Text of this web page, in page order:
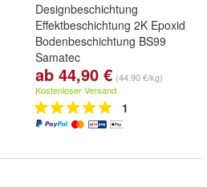
Designbeschichtung
Effektbeschichtung 2K Epoxid
Bodenbeschichtung BS99
Samatec
Marmorierungen Farbverlauf
Beschichtung Epoxy
Marmoreffekt
Verlaufsbeschichtung
ab 44,90 € (44,90 €/kg)
Kostenloser Versand
1